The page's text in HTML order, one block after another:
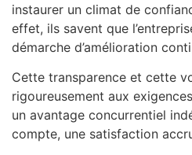
instaurer un climat de
effet, ils savent que
démarche d’amélioration
Cette transparence et cette
rigoureusement aux
un avantage concurrentiel
compte, une satisfaction